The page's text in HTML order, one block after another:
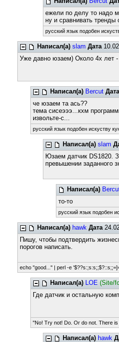
ежели по делу то надо
ну и сравнивать тренды
русский язык подобен
Написал(а) slam Дата
Уже давно юзаем) Около 4х лет
Написал(а) Bercut Дата
че юзаем та ась??
тема сисеэээ...кхм
извольте-с...
русский язык подобен искуству
Написал(а) slam
Юзаем датчик DS1820.
превышении заданного
Написал(а)
то-то
русский язык подобен
Написал(а) hawk Дата
Пишу, чтобы подтвердить
порогов написать.
echo "good..." | perl -e
Написал(а) LOE (Site/
Где датчик и остальную
"No! Try not! Do. Or do not. There is
Написал(а) hawk